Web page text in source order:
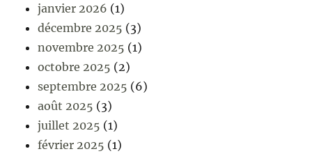
janvier 2026 (1)
décembre 2025 (3)
novembre 2025 (1)
octobre 2025 (2)
septembre 2025 (6)
août 2025 (3)
juillet 2025 (1)
février 2025 (1)